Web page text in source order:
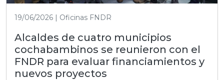
19/06/2026 | Oficinas FNDR
Alcaldes de cuatro municipios
cochabambinos se reunieron con el
FNDR para evaluar financiamientos y
nuevos proyectos